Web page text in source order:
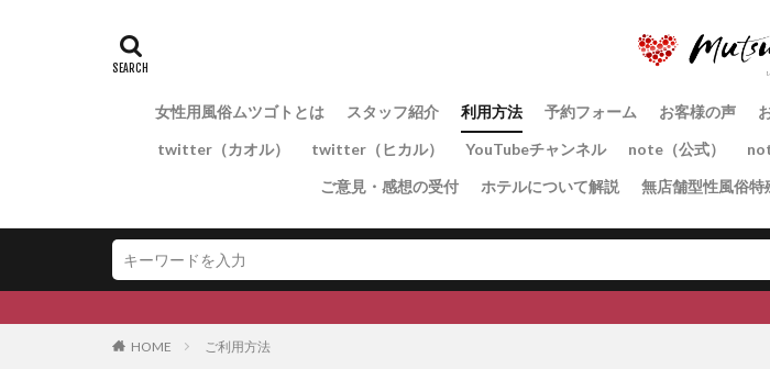
女性用風俗ムツゴトとは スタッフ紹介 利用方法 予約フォーム お客様の声
twitter（カオル）
twitter（ヒカル） YouTubeチャンネル note（公式）
ご意見・感想の受付
ホテルについて解説 無店舗型性風俗特
【最新の空き
HOME ご利用方法